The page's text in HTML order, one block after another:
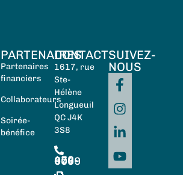
PARTENAIRES
Partenaires
financiers
Collaborateurs
Soirée-
bénéfice
CONTACT
1617, rue
Ste-
Hélène
Longueuil
QC J4K
3S8
450-674-0059
SUIVEZ-
NOUS